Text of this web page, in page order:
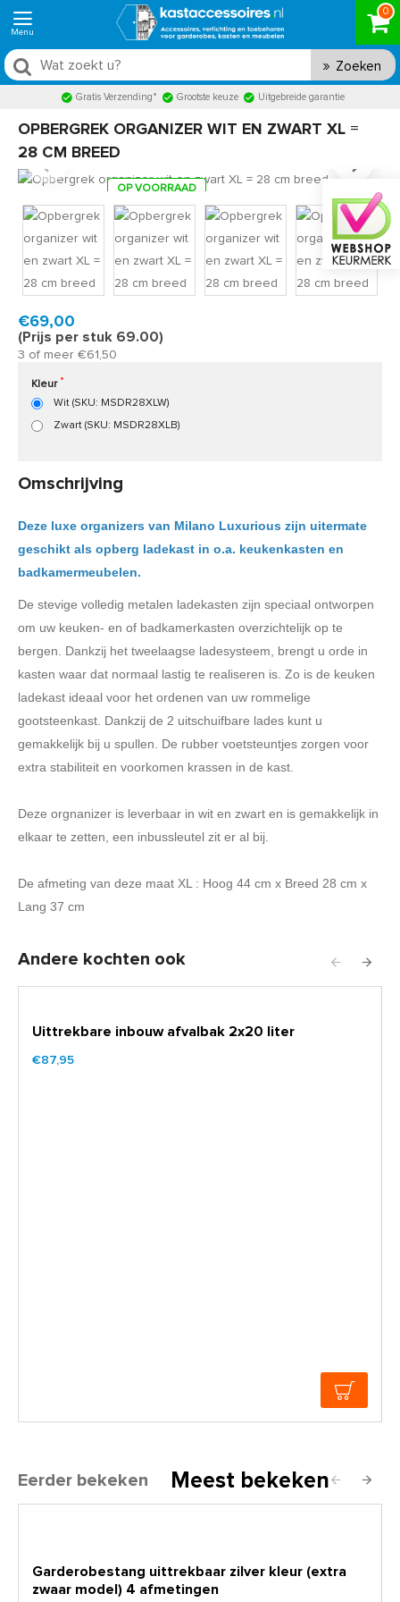
0
Zoeken
Gratis Verzending* Grootste keuze Uitgebreide garantie
OPBERGREK ORGANIZER WIT EN ZWART XL =
28 CM BREED
OP VOORRAAD
Snel in huis, 1 á 2 werkdagen
€69,00
(Prijs per stuk 69.00)
3 of meer €61,50
Kleur
Wit (SKU: MSDR28XLW)
Zwart (SKU: MSDR28XLB)
Omschrijving
Deze luxe organizers van Milano Luxurious zijn uitermate
geschikt als opberg ladekast in o.a. keukenkasten en
badkamermeubelen.
De stevige volledig metalen ladekasten zijn speciaal ontworpen
om uw keuken- en of badkamerkasten overzichtelijk op te
bergen. Dankzij het tweelaagse ladesysteem, brengt u orde in
kasten waar dat normaal lastig te realiseren is. Zo is de keuken
ladekast ideaal voor het ordenen van uw rommelige
gootsteenkast. Dankzij de 2 uitschuifbare lades kunt u
gemakkelijk bij u spullen. De rubber voetsteuntjes zorgen voor
extra stabiliteit en voorkomen krassen in de kast.
Deze orgnanizer is leverbaar in wit en zwart en is gemakkelijk in
elkaar te zetten, een inbussleutel zit er al bij.
De afmeting van deze maat XL : Hoog 44 cm x Breed 28 cm x
Lang 37 cm
Andere kochten ook
Uittrekbare inbouw afvalbak 2x20 liter
€87,95
Eerder bekeken Meest bekeken
Garderobestang uittrekbaar zilver kleur (extra
zwaar model) 4 afmetingen